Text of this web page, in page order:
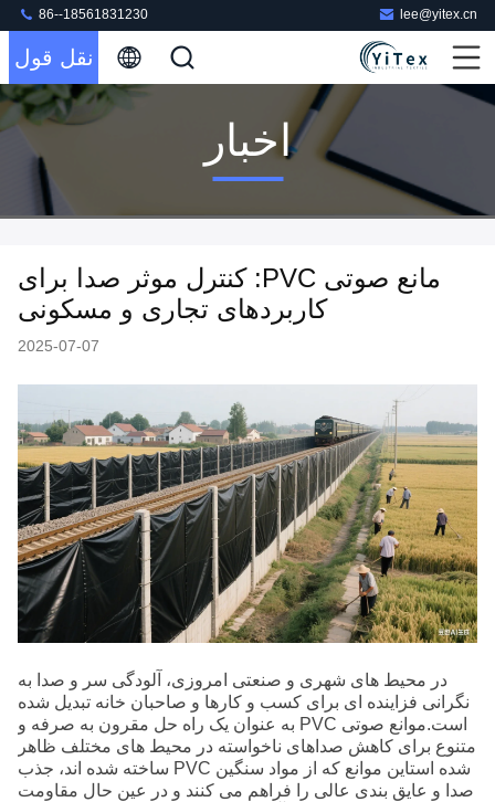
lee@yitex.cn
86--18561831230
نقل قول
اخبار
مانع صوتی PVC: کنترل موثر صدا برای
کاربردهای تجاری و مسکونی
2025-07-07
در محیط های شهری و صنعتی امروزی، آلودگی سر و صدا به
نگرانی فزاینده ای برای کسب و کارها و صاحبان خانه تبدیل شده
است.موانع صوتی PVC به عنوان یک راه حل مقرون به صرفه و
متنوع برای کاهش صداهای ناخواسته در محیط های مختلف ظاهر
شده استاین موانع که از مواد سنگین PVC ساخته شده اند، جذب
صدا و عایق بندی عالی را فراهم می کنند و در عین حال مقاومت